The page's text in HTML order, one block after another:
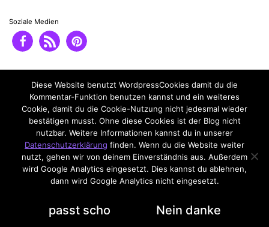
Soziale Medien
Impressum
Datenschutzerklärung
Diese Website benutzt WordpressCookies damit du die
Kommentar-Funktion benutzen kannst und ein weiteres
Cookie, damit du die Cookie-Nutzung nicht jedesmal wieder
bestätigen musst. Ohne diese Cookies ist der Blog nicht
nutzbar. Weitere Informationen kannst du in unserer
Datenschutzerklärung finden. Wenn du die Website weiter
nutzt, gehen wir von deinem Einverständnis aus. Außerdem
wird Google Analytics eingesetzt. Dies kannst du ablehnen,
dann wird Google Analytics nicht eingesetzt.
passt scho Nein danke